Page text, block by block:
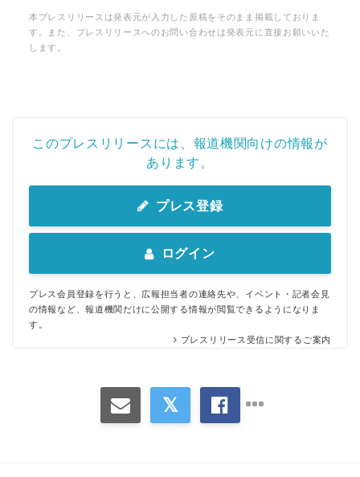
本プレスリリースは発表元が入力した原稿をそのまま掲載しておりま
す。また、プレスリリースへのお問い合わせは発表元に直接お願いいた
します。
このプレスリリースには、報道機関向けの情報が
あります。
プレス登録
ログイン
プレス会員登録を行うと、広報担当者の連絡先や、イベント・記者会見
の情報など、報道機関だけに公開する情報が閲覧できるようになりま
す。
プレスリリース受信に関するご案内